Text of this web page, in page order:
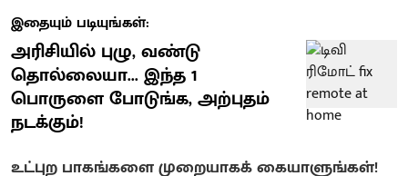
இதையும் படியுங்கள்:
அரிசியில் புழு, வண்டு
தொல்லையா... இந்த 1
பொருளை போடுங்க, அற்புதம்
நடக்கும்!
உட்புற பாகங்களை முறையாகக் கையாளுங்கள்!